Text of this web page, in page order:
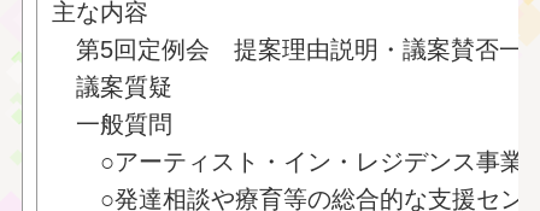
主な内容
第5回定例会 提案理由説明・議案賛否一
議案質疑
一般質問
○アーティスト・イン・レジデンス事業
○発達相談や療育等の総合的な支援セン